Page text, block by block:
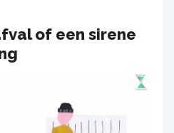
of een sirene